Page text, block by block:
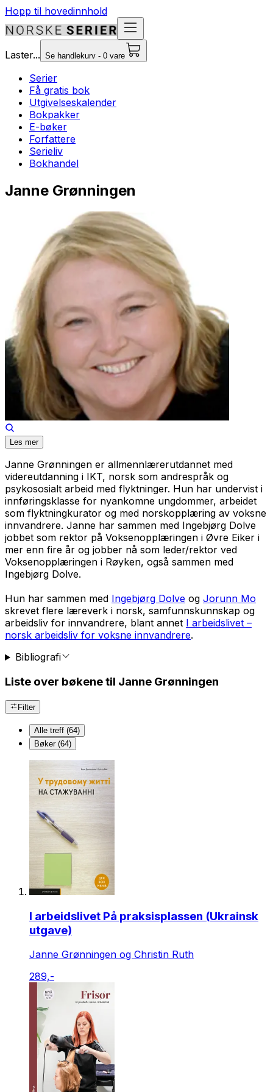
Hopp til hovedinnhold
Laster... Se handlekurv - 0 vare
Serier
Få gratis bok
Utgivelseskalender
Bokpakker
E-bøker
Forfattere
Serieliv
Bokhandel
Janne Grønningen
Les mer
Janne Grønningen er allmennlærerutdannet med
videreutdanning i IKT, norsk som andrespråk og
psykososialt arbeid med flyktninger. Hun har undervist i
innføringsklasse for nyankomne ungdommer, arbeidet
som flyktningkurator og med norskopplæring av voksne
innvandrere. Janne har sammen med Ingebjørg Dolve
jobbet som rektor på Voksenopplæringen i Øvre Eiker i
mer enn fire år og jobber nå som leder/rektor ved
Voksenopplæringen i Røyken, også sammen med
Ingebjørg Dolve.
Hun har sammen med Ingebjørg Dolve og Jorunn Mo
skrevet flere læreverk i norsk, samfunnskunnskap og
arbeidsliv for innvandrere, blant annet I arbeidslivet –
norsk arbeidsliv for voksne innvandrere.
Bibliografi
Liste over bøkene til Janne Grønningen
Filter
Alle treff (64)
Bøker (64)
I arbeidslivet På praksisplassen (Ukrainsk
utgave)
Janne Grønningen og Christin Ruth
289,-